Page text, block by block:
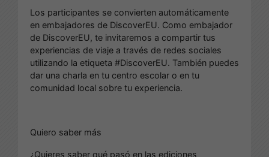
Los participantes se convierten automáticamente
en embajadores de DiscoverEU. Como embajador
de DiscoverEU, te invitaremos a compartir tus
experiencias de viaje a través de redes sociales
utilizando la etiqueta #DiscoverEU. También puedes
dar una charla en tu centro escolar o en tu
comunidad local sobre tu experiencia.
Quiero saber más
¿Quieres saber qué pasó en las ediciones